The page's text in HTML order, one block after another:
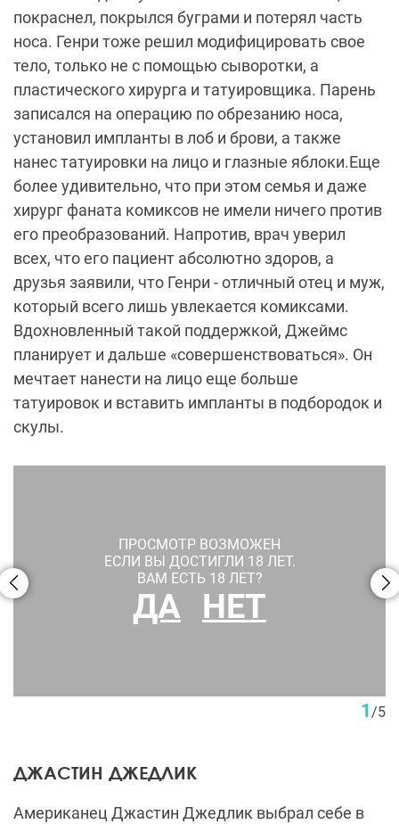
покраснел, покрылся буграми и потерял часть
носа. Генри тоже решил модифицировать свое
тело, только не с помощью сыворотки, а
пластического хирурга и татуировщика. Парень
записался на операцию по обрезанию носа,
установил импланты в лоб и брови, а также
нанес татуировки на лицо и глазные яблоки.Еще
более удивительно, что при этом семья и даже
хирург фаната комиксов не имели ничего против
его преобразований. Напротив, врач уверил
всех, что его пациент абсолютно здоров, а
друзья заявили, что Генри - отличный отец и муж,
который всего лишь увлекается комиксами.
Вдохновленный такой поддержкой, Джеймс
планирует и дальше «совершенствоваться». Он
мечтает нанести на лицо еще больше
татуировок и вставить импланты в подбородок и
скулы.
ПРОСМОТР ВОЗМОЖЕН
ЕСЛИ ВЫ ДОСТИГЛИ 18 ЛЕТ.
ВАМ ЕСТЬ 18 ЛЕТ?
ДА НЕТ
1 /5
ДЖАСТИН ДЖЕДЛИК
Американец Джастин Джедлик выбрал себе в